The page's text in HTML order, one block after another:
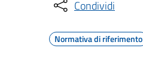
Condividi
Normativa di riferimento